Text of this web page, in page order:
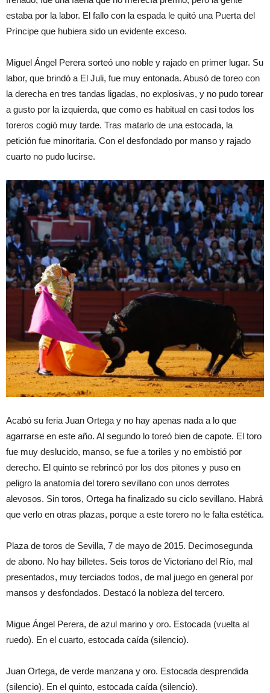
estaba por la labor. El fallo con la espada le quitó una Puerta del
Príncipe que hubiera sido un evidente exceso.
Miguel Ángel Perera sorteó uno noble y rajado en primer lugar. Su
labor, que brindó a El Juli, fue muy entonada. Abusó de toreo con
la derecha en tres tandas ligadas, no explosivas, y no pudo torear
a gusto por la izquierda, que como es habitual en casi todos los
toreros cogió muy tarde. Tras matarlo de una estocada, la
petición fue minoritaria. Con el desfondado por manso y rajado
cuarto no pudo lucirse.
Acabó su feria Juan Ortega y no hay apenas nada a lo que
agarrarse en este año. Al segundo lo toreó bien de capote. El toro
fue muy deslucido, manso, se fue a toriles y no embistió por
derecho. El quinto se rebrincó por los dos pitones y puso en
peligro la anatomía del torero sevillano con unos derrotes
alevosos. Sin toros, Ortega ha finalizado su ciclo sevillano. Habrá
que verlo en otras plazas, porque a este torero no le falta estética.
Plaza de toros de Sevilla, 7 de mayo de 2015. Decimosegunda
de abono. No hay billetes. Seis toros de Victoriano del Río, mal
presentados, muy terciados todos, de mal juego en general por
mansos y desfondados. Destacó la nobleza del tercero.
Migue Ángel Perera, de azul marino y oro. Estocada (vuelta al
ruedo). En el cuarto, estocada caída (silencio).
Juan Ortega, de verde manzana y oro. Estocada desprendida
(silencio). En el quinto, estocada caída (silencio).